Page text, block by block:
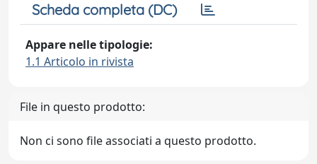
Scheda completa (DC)
Appare nelle tipologie:
1.1 Articolo in rivista
File in questo prodotto:
Non ci sono file associati a questo prodotto.